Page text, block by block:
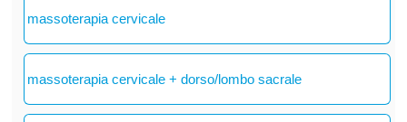
massoterapia cervicale
massoterapia cervicale + dorso/lombo sacrale